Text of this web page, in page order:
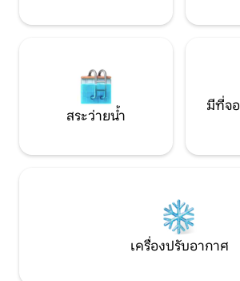
สระว่ายน้ำ
มีที่จ
เครื่องปรับอากาศ